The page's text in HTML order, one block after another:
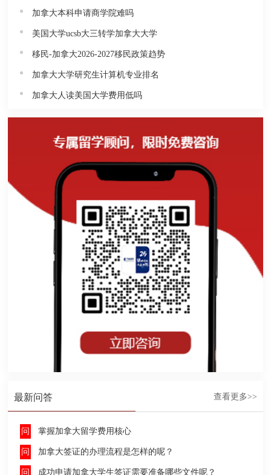
加拿大本科申请商学院难吗
美国大学ucsb大三转学加拿大大学
移民-加拿大2026-2027移民政策趋势
加拿大大学研究生计算机专业排名
加拿大人读美国大学费用低吗
最新问答 查看更多>>
掌握加拿大留学费用核心
加拿大签证的办理流程是怎样的呢？
成功申请加拿大学生签证需要准备哪些文件呢？